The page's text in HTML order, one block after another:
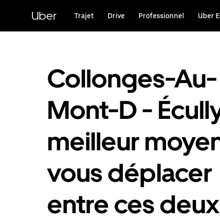
principal
Uber Trajet Drive Professionnel Uber
Collonges-Au-
Mont-D -
meilleur
vous déplacer
entre ces deux